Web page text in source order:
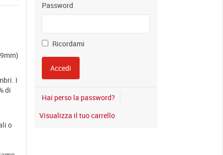
I
di
o
Password
Ricordami
Hai perso la password?
Visualizza il tuo carrello